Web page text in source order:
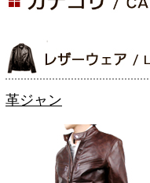
革ジャン